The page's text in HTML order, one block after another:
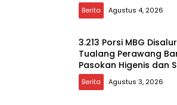
Berita Agustus 4, 2026
3.213 Porsi MBG
Tualang Perawang
Pasokan Higenis dan
Berita Agustus 3, 2026